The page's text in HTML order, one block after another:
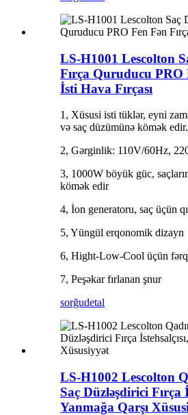
LS-H1001 Lescolton
Fırça Quruducu PRO
İsti Hava Fırçası
1, Xüsusi isti tüklər, eyni
və saç düzümünə kömək edir.
2, Gərginlik: 110V/60Hz,
3, 1000W böyük güc,
kömək edir
4, İon generatoru, saç üçün
5, Yüngül erqonomik dizayn
6, Hight-Low-Cool üçün
7, Peşəkar fırlanan şnur
sorğudetal
LS-H1002 Lescolton
Saç Düzləşdirici Fırça
Yanmağa Qarşı